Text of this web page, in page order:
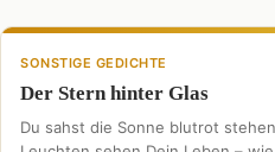
SONSTIGE GEDICHTE
Der Stern hinter Glas
Du sahst die Sonne blutrot